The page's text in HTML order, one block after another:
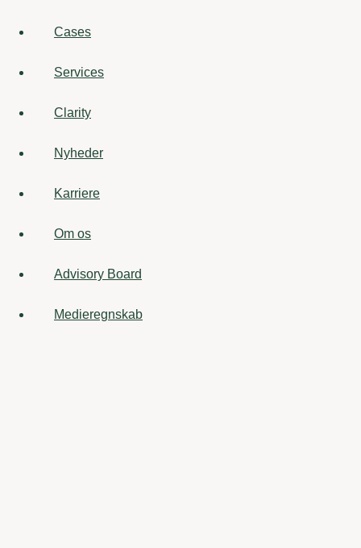
Cases
Services
Clarity
Nyheder
Karriere
Om os
Advisory Board
Medieregnskab